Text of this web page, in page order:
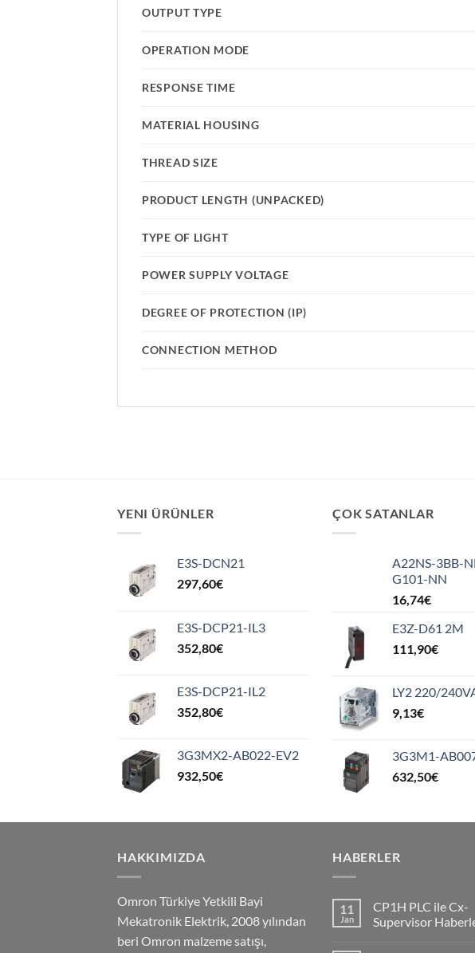
OUTPUT TYPE
OPERATION MODE
RESPONSE TIME
MATERIAL HOUSING
THREAD SIZE
PRODUCT LENGTH (UNPACKED)
TYPE OF LIGHT
POWER SUPPLY VOLTAGE
DEGREE OF PROTECTION (IP)
CONNECTION METHOD
YENI ÜRÜNLER
E3S-DCN21
297,60€
E3S-DCP21-IL3
352,80€
E3S-DCP21-IL2
352,80€
3G3MX2-AB022-EV2
932,50€
ÇOK SATANLAR
A22NS-3BB-
G101-NN
16,74€
E3Z-D61 2M
111,90€
LY2 220/
9,13€
3G3M1-
632,50€
HAKKIMIZDA
Omron Türkiye Yetkili Bayi
Mekatronik Elektrik, 2008 yılından
beri Omron malzeme satışı,
HABERLER
11
Jan
CP1H PLC ile Cx-
Supervisor